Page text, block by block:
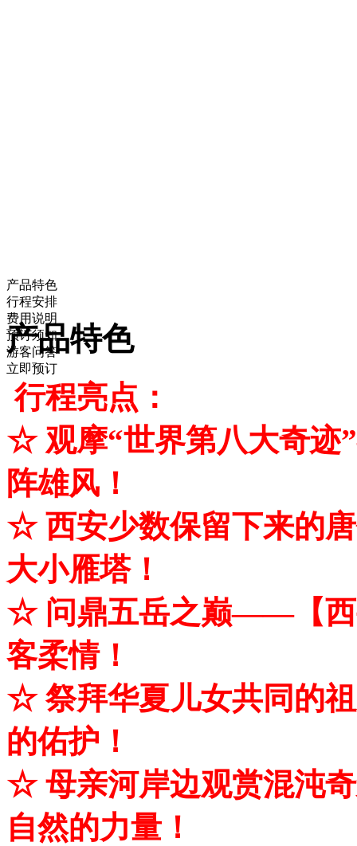
产品特色
行程安排
费用说明
预订须知
游客问答
立即预订
产品特色
行程亮点：
☆ 观摩“世界第八大奇
阵雄风！
☆ 西安少数保留下来的
大小雁塔！
☆ 问鼎五岳之巅——【西
客柔情！
☆ 祭拜华夏儿女共同的
的佑护！
☆ 母亲河岸边观赏混沌
自然的力量！